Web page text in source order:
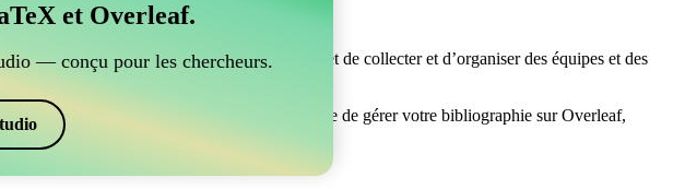
à Overleaf? »
CiteDrive pourrait être parfait ! Il vous permet de collecter et d’organiser des équipes et des
agecon. Si vous cherchez un moyen facile de gérer votre bibliographie sur Overleaf,
et Overleaf.
— conçu pour les chercheurs.